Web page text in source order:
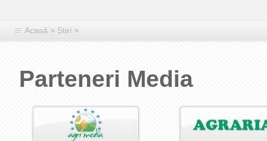
Acasă > Știri >
Parteneri Media